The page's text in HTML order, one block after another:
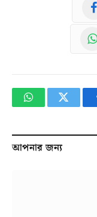
WhatsAppTwitter
আপনার জন্য